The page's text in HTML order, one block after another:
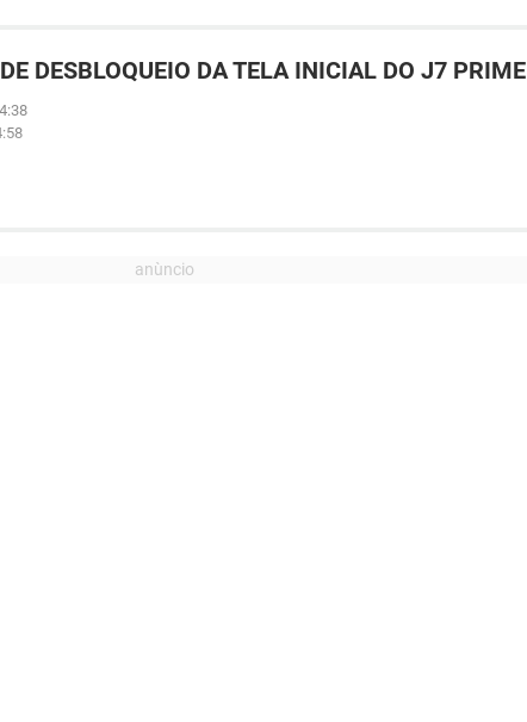
DESBLOQUEIO DA TELA INICIAL DO J7 PRIME